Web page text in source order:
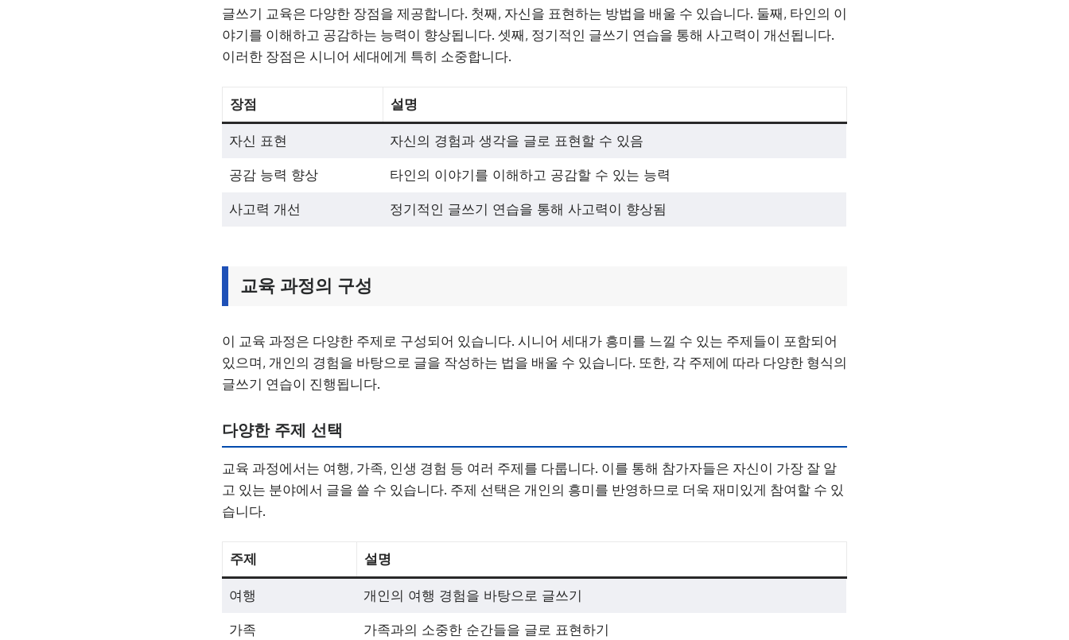
글쓰기 교육은 다양한 장점을 제공합니다. 첫째, 자신을 표현하는 방법을 배울 수 있습니다. 둘째, 타인의 이
야기를 이해하고 공감하는 능력이 향상됩니다. 셋째, 정기적인 글쓰기 연습을 통해 사고력이 개선됩니다.
이러한 장점은 시니어 세대에게 특히 소중합니다.
장점 설명
자신 표현 자신의 경험과 생각을 글로 표현할 수 있음
공감 능력 향상 타인의 이야기를 이해하고 공감할 수 있는 능력
사고력 개선 정기적인 글쓰기 연습을 통해 사고력이 향상됨
교육 과정의 구성
이 교육 과정은 다양한 주제로 구성되어 있습니다. 시니어 세대가 흥미를 느낄 수 있는 주제들이 포함되어
있으며, 개인의 경험을 바탕으로 글을 작성하는 법을 배울 수 있습니다. 또한, 각 주제에 따라 다양한 형식의
글쓰기 연습이 진행됩니다.
다양한 주제 선택
교육 과정에서는 여행, 가족, 인생 경험 등 여러 주제를 다룹니다. 이를 통해 참가자들은 자신이 가장 잘 알
고 있는 분야에서 글을 쓸 수 있습니다. 주제 선택은 개인의 흥미를 반영하므로 더욱 재미있게 참여할 수 있
습니다.
주제 설명
여행 개인의 여행 경험을 바탕으로 글쓰기
가족 가족과의 소중한 순간들을 글로 표현하기